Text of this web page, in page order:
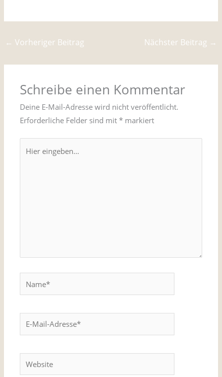
← Vorheriger Beitrag Nächster Beitrag →
Schreibe einen Kommentar
Deine E-Mail-Adresse wird nicht veröffentlicht.
Erforderliche Felder sind mit* markiert
eingeben…
Mail-
Website